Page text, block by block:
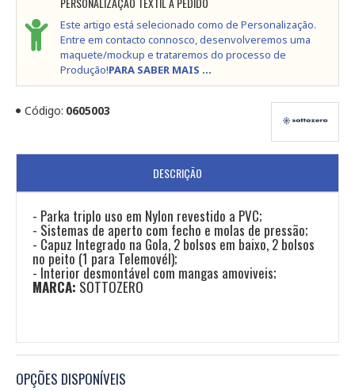
Este artigo está selecionado como de Personalização.
Entre em contacto connosco, desenvolveremos uma
maquete/mockup e trataremos do processo de
Produção!PARA SABER MAIS ...
Código: 0605003
DESCRIÇÃO
- Parka triplo uso em Nylon revestido a PVC;
- Sistemas de aperto com fecho e molas de pressão;
- Capuz Integrado na Gola, 2 bolsos em baixo, 2 bolsos
no peito (1 para Telemovél);
- Interior desmontável com mangas amoviveis;
MARCA: SOTTOZERO
OPÇÕES DISPONÍVEIS